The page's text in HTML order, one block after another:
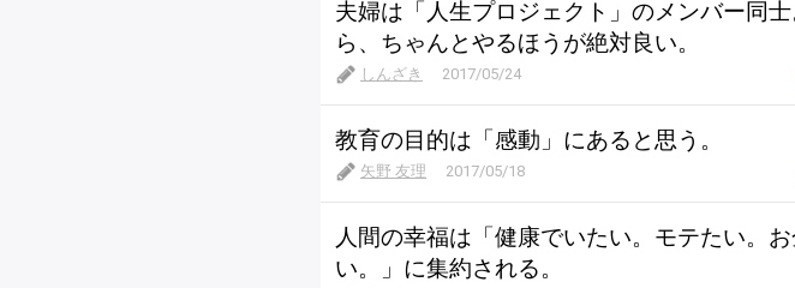
夫婦は「人生プロジェクト」のメンバー同
ら、ちゃんとやるほうが絶対良い。
しんざき 2017/05/24
教育の目的は「感動」にあると思う。
矢野 友理 2017/05/18
人間の幸福は「健康でいたい。モテたい。
い。」に集約される。